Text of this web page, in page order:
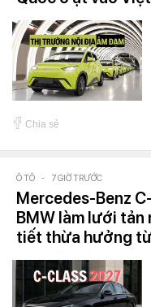
Chia sẻ
Ô TÔ - 7 GIỜ TRƯỚC
Mercedes-Benz
BMW làm lưới tản
tiết thừa hưởng